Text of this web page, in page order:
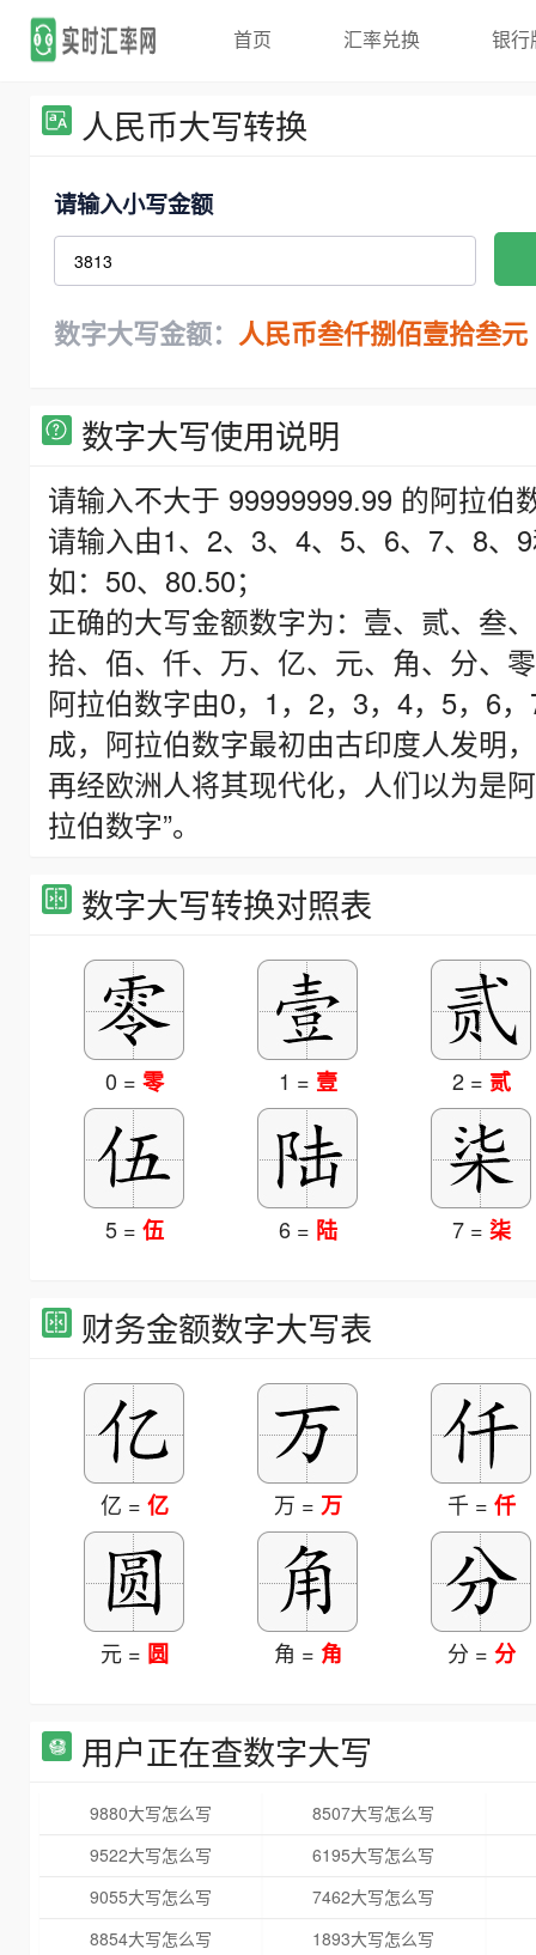
首页 汇率兑换 银行
人民币大写转换
请输入小写金额
数字大写金额： 人民币叁仟捌佰壹拾叁元
数字大写使用说明
请输入不大于 99999999.99 的阿拉伯
请输入由1、2、3、4、5、6、7、8、
如：50、80.50；
正确的大写金额数字为：壹、贰、叁
拾、佰、仟、万、亿、元、角、分、
阿拉伯数字由0，1，2，3，4，5，6
成，阿拉伯数字最初由古印度人发明
再经欧洲人将其现代化，人们以为是
拉伯数字”。
数字大写转换对照表
0 = 零 1 = 壹 2 = 贰
5 = 伍 6 = 陆 7 = 柒
财务金额数字大写表
亿 = 亿 万 = 万 千 = 仟
元 = 圆 角 = 角 分 = 分
用户正在查数字大写
9880大写怎么写
8507大写怎么写
9522大写怎么写
6195大写怎么写
9055大写怎么写
7462大写怎么写
8854大写怎么写
1893大写怎么写